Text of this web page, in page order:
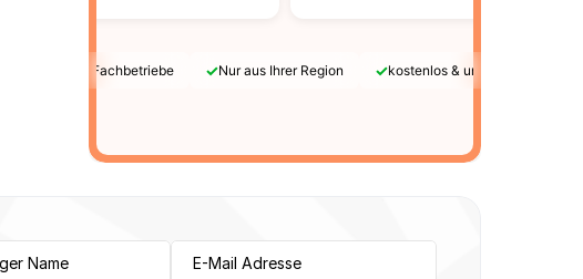
Geprüfte Fachbetriebe ✓Nur aus Ihrer Region ✓kostenlos & unverbindlich